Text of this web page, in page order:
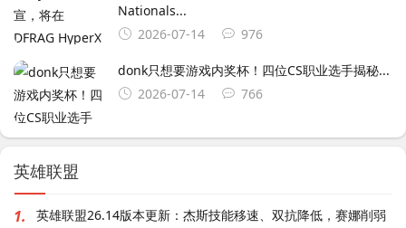
Nationals...
2026-07-14
976
donk只想要游戏内奖杯！四位CS职业选手揭秘...
2026-07-14
766
英雄联盟
1. 英雄联盟26.14版本更新：杰斯技能移速、双抗降低，赛娜削弱